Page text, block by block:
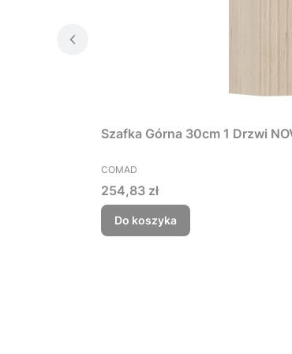
Szafka Górna 30cm 1 Drzwi
PRODUCENT
COMAD
Cena
254,83 zł
Do koszyka